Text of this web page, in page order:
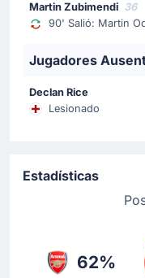
72'
Viktor Gyokeres
Cambio de
Equipo local
Hincapie.
Cambio de
Josh
Martin Zubimendi 36
90' Salió: Martin
Jugadores
Declan Rice
Lesionado
Estadísticas
62%